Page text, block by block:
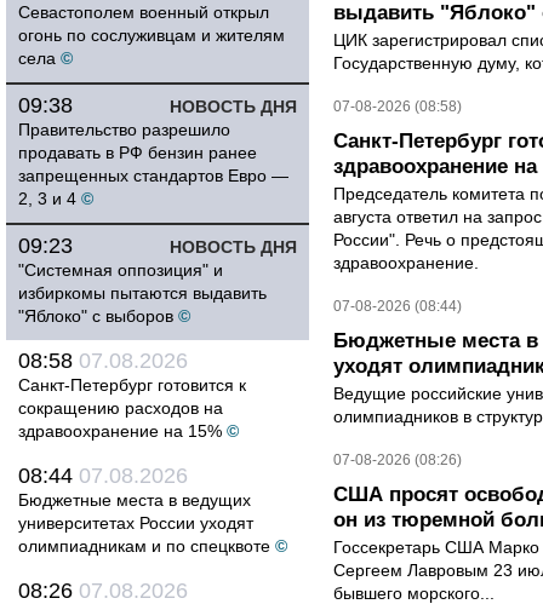
Севастополем военный открыл
огонь по сослуживцам и жителям
села ©
НОВОСТЬ ДНЯ
09:38
Правительство разрешило
продавать в РФ бензин ранее
запрещенных стандартов Евро —
2, 3 и 4 ©
НОВОСТЬ ДНЯ
09:23
"Системная оппозиция" и
избиркомы пытаются выдавить
"Яблоко" с выборов ©
08:58 07.08.2026
Санкт-Петербург готовится к
сокращению расходов на
здравоохранение на 15% ©
08:44 07.08.2026
Бюджетные места в ведущих
университетах России уходят
олимпиадникам и по спецквоте ©
08:26 07.08.2026
выдавить "Яблоко"
ЦИК зарегистрировал
Государственную думу,
07-08-2026 (08:58)
Санкт-Петербург
здравоохранение на
Председатель комитета
августа ответил на
России". Речь о
здравоохранение.
07-08-2026 (08:44)
Бюджетные места в
уходят
Ведущие российские
олимпиадников в
07-08-2026 (08:26)
США просят
он из тюремной
Госсекретарь США
Сергеем Лавровым 23
бывшего морского...